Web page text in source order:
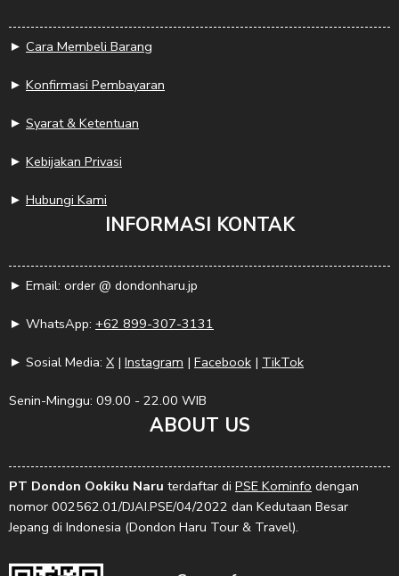
► Cara Membeli Barang
► Konfirmasi Pembayaran
► Syarat & Ketentuan
► Kebijakan Privasi
► Hubungi Kami
INFORMASI KONTAK
► Email: order @ dondonharu.jp
► WhatsApp: +62 899-307-3131
► Sosial Media: X | Instagram | Facebook | TikTok
Senin-Minggu: 09.00 - 22.00 WIB
ABOUT US
PT Dondon Ookiku Naru terdaftar di PSE Kominfo dengan
nomor 002562.01/DJAI.PSE/04/2022 dan Kedutaan Besar
Jepang di Indonesia (Dondon Haru Tour & Travel).